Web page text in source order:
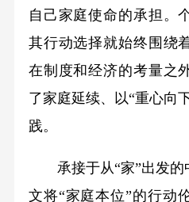
自己家庭使命的承担。
其行动选择就始终围绕
在制度和经济的考量之
了家庭延续、以“重心向
践。
承接于从“家”出发的
文将“家庭本位”的行动